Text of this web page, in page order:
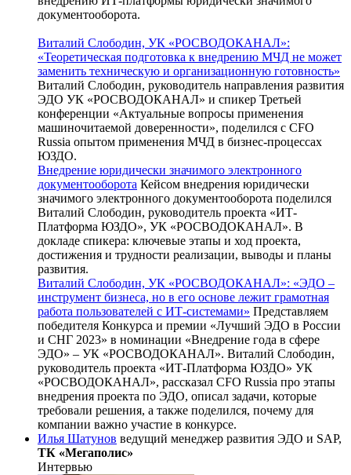
документооборота.
Виталий Слободин, УК «РОСВОДОКАНАЛ»:
«Теоретическая подготовка к внедрению МЧД не может
заменить техническую и организационную готовность»
Виталий Слободин, руководитель направления развития
ЭДО УК «РОСВОДОКАНАЛ» и спикер Третьей
конференции «Актуальные вопросы применения
машиночитаемой доверенности», поделился с CFO
Russia опытом применения МЧД в бизнес-процессах
ЮЗДО.
Внедрение юридически значимого электронного
документооборота Кейсом внедрения юридически
значимого электронного документооборота поделился
Виталий Слободин, руководитель проекта «ИТ-
Платформа ЮЗДО», УК «РОСВОДОКАНАЛ». В
докладе спикера: ключевые этапы и ход проекта,
достижения и трудности реализации, выводы и планы
развития.
Виталий Слободин, УК «РОСВОДОКАНАЛ»: «ЭДО –
инструмент бизнеса, но в его основе лежит грамотная
работа пользователей с ИТ-системами» Представляем
победителя Конкурса и премии «Лучший ЭДО в России
и СНГ 2023» в номинации «Внедрение года в сфере
ЭДО» – УК «РОСВОДОКАНАЛ». Виталий Слободин,
руководитель проекта «ИТ-Платформа ЮЗДО» УК
«РОСВОДОКАНАЛ», рассказал CFO Russia про этапы
внедрения проекта по ЭДО, описал задачи, которые
требовали решения, а также поделился, почему для
компании важно участие в конкурсе.
Илья Шатунов ведущий менеджер развития ЭДО и SAP,
ТК «Мегаполис»
Интервью